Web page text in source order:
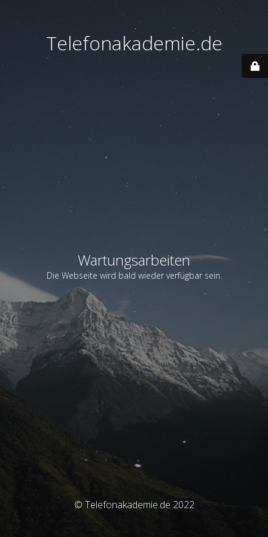
Telefonakademie.de
Wartungsarbeiten
Die Webseite wird bald wieder verfügbar sein.
© Telefonakademie.de 2022